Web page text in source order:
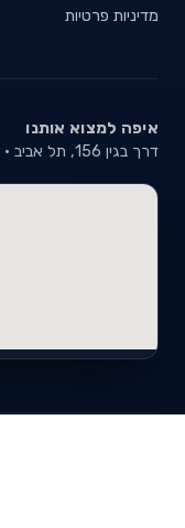
מדיניות פרטיות
איפה למצוא אותנו
דרך בגין 156, תל אביב ·